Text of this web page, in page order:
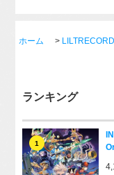
ホーム >
ランキング
1